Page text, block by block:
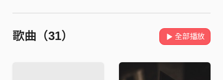
歌曲（31） 全部播放